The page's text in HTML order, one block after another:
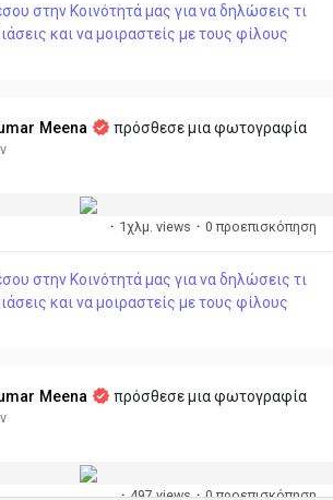
στην Κοινότητά μας για να δηλώσεις τι
και να μοιραστείς με τους φίλους
Meena πρόσθεσε μια φωτογραφία
· 1χλμ. views · 0 προεπισκόπηση
στην Κοινότητά μας για να δηλώσεις τι
και να μοιραστείς με τους φίλους
Meena πρόσθεσε μια φωτογραφία
· 497 views · 0 προεπισκόπηση